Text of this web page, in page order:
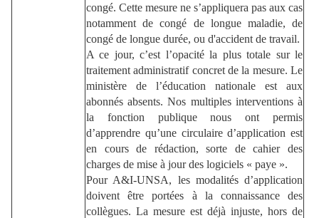
congé. Cette mesure ne s’appliquera pas aux cas
notamment de congé de longue maladie, de
congé de longue durée, ou d'accident de travail.
A ce jour, c’est l’opacité la plus totale sur le
traitement administratif concret de la mesure. Le
ministère de l’éducation nationale est aux
abonnés absents. Nos multiples interventions à
la fonction publique nous ont permis
d’apprendre qu’une circulaire d’application est
en cours de rédaction, sorte de cahier des
charges de mise à jour des logiciels « paye ».
Pour A&I-UNSA, les modalités d’application
doivent être portées à la connaissance des
collègues. La mesure est déjà injuste, hors de